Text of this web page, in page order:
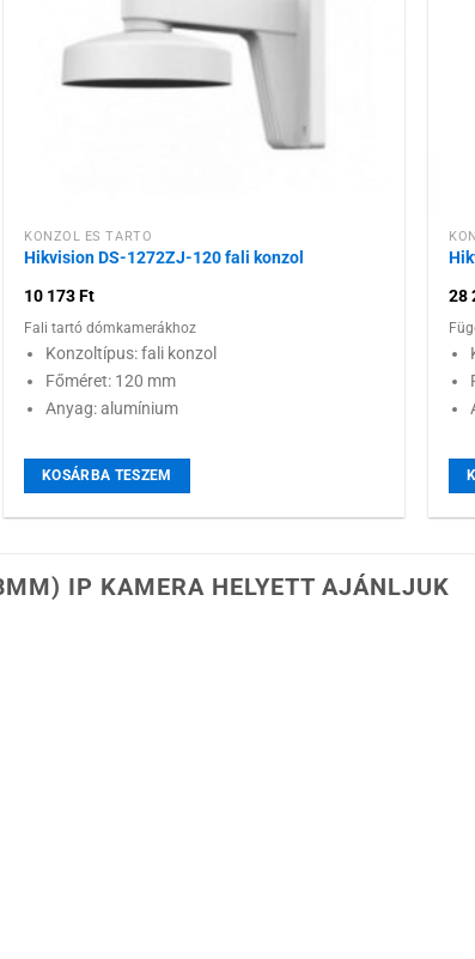
KONZOL ÉS TARTÓ
Hikvision DS-1272ZJ-120 fali konzol
10 173Ft
Fali tartó dómkamerákhoz
Konzoltípus: fali konzol
Főméret: 120 mm
Anyag: alumínium
KOSÁRBA TESZEM
28
IP KAMERA HELYETT AJÁNLJUK